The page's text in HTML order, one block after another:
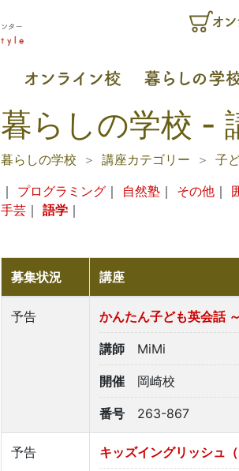
暮らしの学校 -
暮らしの学校 講座カテゴリー 子
｜ プログラミング ｜ 自然塾 ｜ その他 ｜
手芸 ｜ 語学 ｜
募集状況 講座
予告 かんたん子ども英会話
講師 MiMi
開催 岡崎校
番号 263-867
予告 キッズイングリッシュ